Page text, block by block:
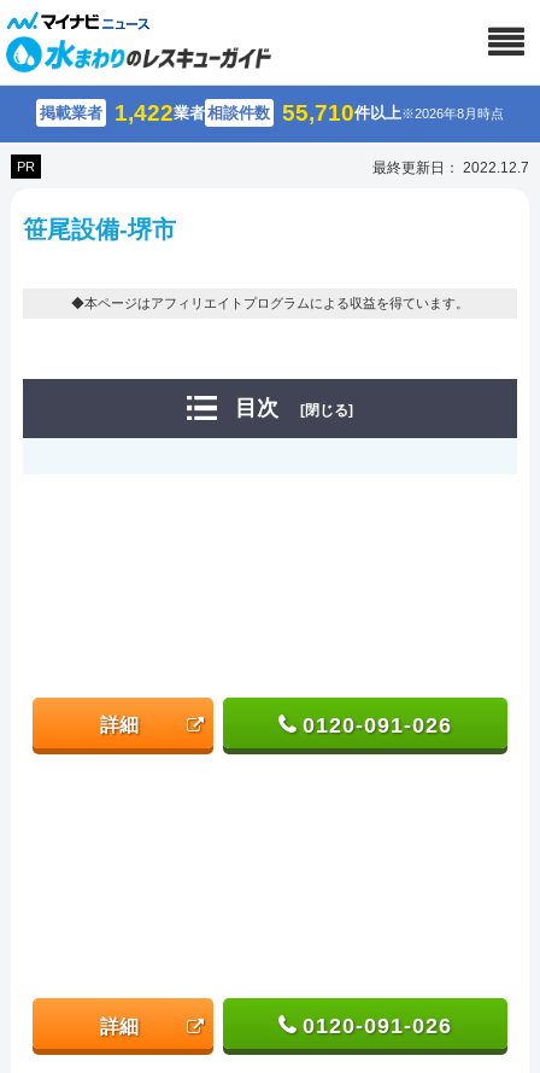
掲載業者 1,422業者相談件数 55,710件以上※2026年8月時点
PR 最終更新日： 2022.12.7
笹尾設備-堺市
◆本ページはアフィリエイトプログラムによる収益を得ています。
目次 [閉じる]
詳細 0120-091-026
詳細 0120-091-026